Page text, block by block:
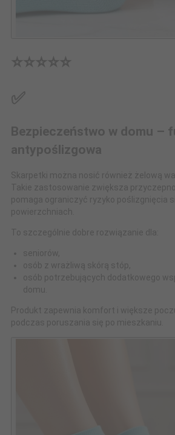
⭐⭐⭐⭐⭐
✅
Bezpieczeństwo w domu –
antypoślizgowa
Skarpetki można nosić również żelową
Takie zastosowanie zwiększa
pomaga ograniczyć ryzyko poślizgnięcia
powierzchniach.
To szczególnie dobre rozwiązanie dla:
seniorów,
osób z wrażliwą skórą stóp,
osób potrzebujących dodatkowego
domu.
Produkt zapewnia komfort i większe
podczas poruszania się po mieszkaniu.